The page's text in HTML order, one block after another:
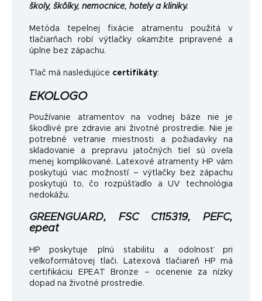
školy, škôlky, nemocnice, hotely a kliniky.
Metóda tepelnej fixácie atramentu použitá v
tlačiarňach robí výtlačky okamžite pripravené a
úplne bez zápachu.
Tlač má nasledujúce certifikáty:
EKOLOGO
Používanie atramentov na vodnej báze nie je
škodlivé pre zdravie ani životné prostredie. Nie je
potrebné vetranie miestnosti a požiadavky na
skladovanie a prepravu jatočných tiel sú oveľa
menej komplikované. Latexové atramenty HP vám
poskytujú viac možností – výtlačky bez zápachu
poskytujú to, čo rozpúšťadlo a UV technológia
nedokážu.
GREENGUARD, FSC C115319, PEFC,
epeat
HP poskytuje plnú stabilitu a odolnosť pri
veľkoformátovej tlači. Latexová tlačiareň HP má
certifikáciu EPEAT Bronze – ocenenie za nízky
dopad na životné prostredie.